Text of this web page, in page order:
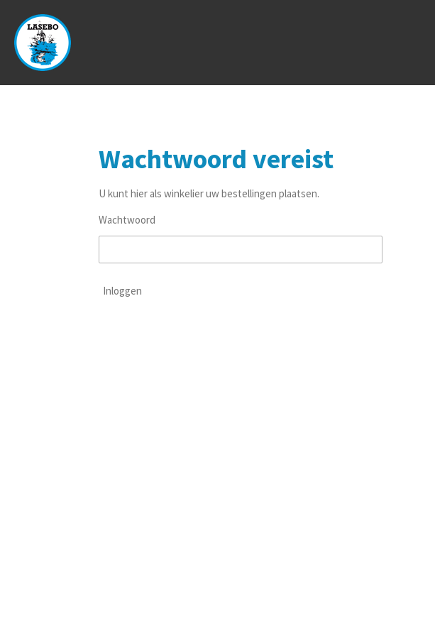
direct
naar
de
Wachtwoord vereist
U kunt hier als winkelier uw bestellingen plaatsen.
Wachtwoord
Inloggen